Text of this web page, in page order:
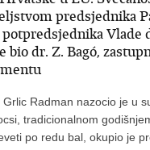
predsjednika
Vlade
bio dr. Z. Bagó,
Radman nazocio je u
tradicionalnom
po redu bal, okupio je